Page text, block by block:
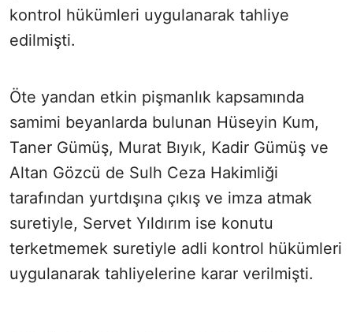
kontrol hükümleri uygulanarak tahliye
edilmişti.
Öte yandan etkin pişmanlık kapsamında
samimi beyanlarda bulunan Hüseyin Kum,
Taner Gümüş, Murat Bıyık, Kadir Gümüş ve
Altan Gözcü de Sulh Ceza Hakimliği
tarafından yurtdışına çıkış ve imza atmak
suretiyle, Servet Yıldırım ise konutu
terketmemek suretiyle adli kontrol hükümleri
uygulanarak tahliyelerine karar verilmişti.